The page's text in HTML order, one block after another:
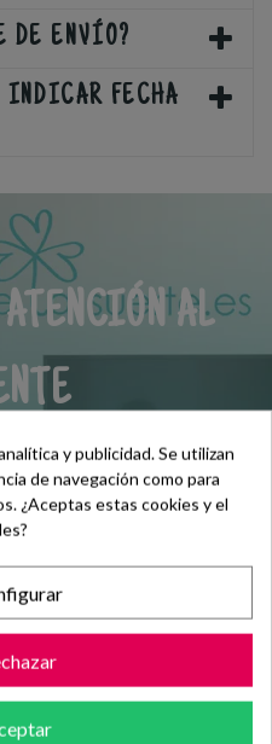
DE ENVÍO?
INDICAR FECHA
AL
nosotros +34 965 731
401
tus dudas a
páginas de
y publicidad. Se utilizan
de navegación como para
¿Aceptas estas cookies y el